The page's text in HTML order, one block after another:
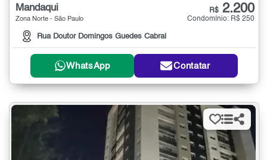
Mandaqui
Zona Norte - São Paulo
Rua Doutor Domingos Guedes Cabral
R$ 2.200
Condomínio: R$ 250
WhatsApp Contatar